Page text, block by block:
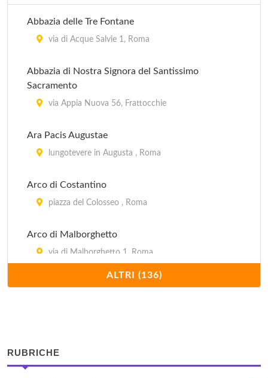
Abbazia delle Tre Fontane
via di Acque Salvie 1, Roma
Abbazia di Nostra Signora del Santissimo
Sacramento
via Appia Nuova 56, Frattocchie
Ara Pacis Augustae
lungotevere in Augusta , Roma
Arco di Costantino
piazza del Colosseo , Roma
Arco di Malborghetto
via di Malborghetto 1, Roma
largo Leopardi 2, Roma
ALTRI (136)
RUBRICHE